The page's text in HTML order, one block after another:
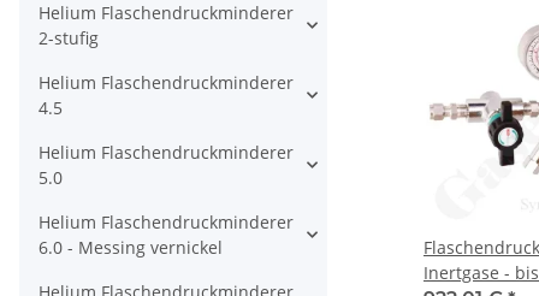
Inertgase -
Helium Flaschendruckminderer
2-stufig
Helium Flaschendruckminderer
4.5
Helium Flaschendruckminderer
5.0
Helium Flaschendruckminderer
6.0 - Messing vernickel